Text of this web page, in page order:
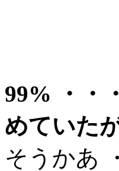
99% ・・
めていた
そうかあ